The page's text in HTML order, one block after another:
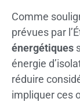
Comme
prévues par
énergétiques
énergie
réduire
impliquer ces